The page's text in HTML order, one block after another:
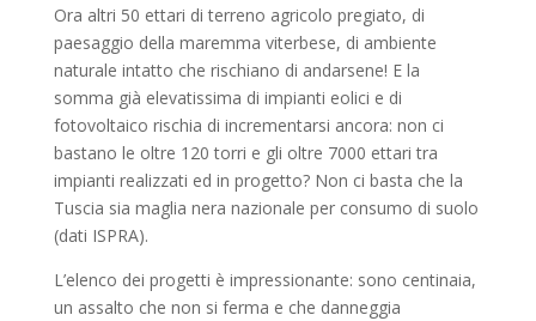
Ora altri 50 ettari di terreno agricolo pregiato, di
paesaggio della maremma viterbese, di ambiente
naturale intatto che rischiano di andarsene! E la
somma già elevatissima di impianti eolici e di
fotovoltaico rischia di incrementarsi ancora: non ci
bastano le oltre 120 torri e gli oltre 7000 ettari tra
impianti realizzati ed in progetto? Non ci basta che la
Tuscia sia maglia nera nazionale per consumo di suolo
(dati ISPRA).
L’elenco dei progetti è impressionante: sono centinaia,
un assalto che non si ferma e che danneggia